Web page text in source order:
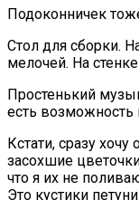
Подоконничек
Стол для сборки.
мелочей. На
Простенький
есть возможность
Кстати, сразу хочу
засохшие
что я их не
Это кустики